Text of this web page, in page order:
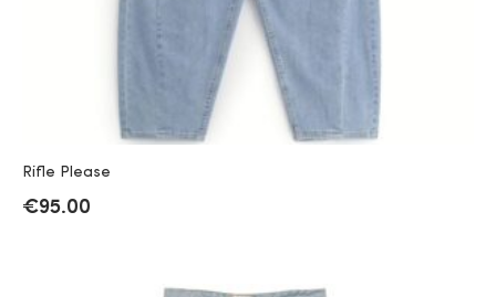
Rifle Please
€95.00